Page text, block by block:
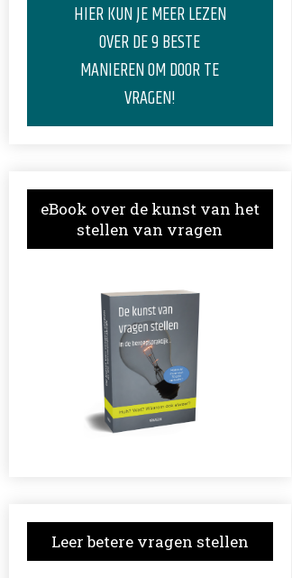
HIER KUN JE MEER LEZEN
OVER DE 9 BESTE
MANIEREN OM DOOR TE
VRAGEN!
eBook over de kunst van het
stellen van vragen
Leer betere vragen stellen